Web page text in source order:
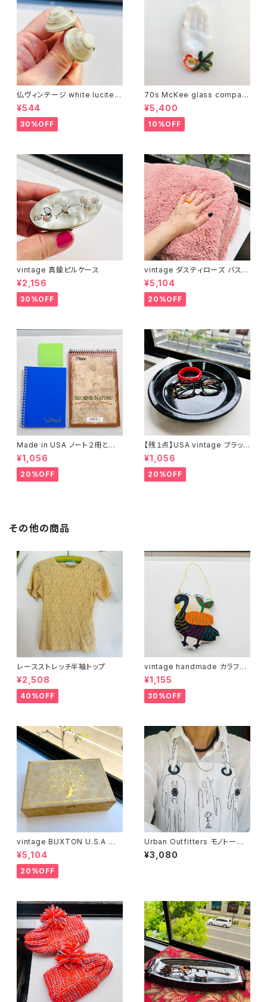
仏ヴィンテージ white lucite c
onfetti 山型イヤリング
¥544
30%OFF
70s McKee glass compan
y ハンドペイントハンド小皿
（赤）
¥5,400
10%OFF
vintage 真鍮ピルケース
¥2,156
30%OFF
vintage ダスティローズ バスマ
ット
¥5,104
20%OFF
Made in USA ノート２冊とお
まけ
¥1,056
20%OFF
【残１点】USA vintage ブラック
琺瑯プレート
¥1,056
20%OFF
その他の商品
レースストレッチ半袖トップ
¥2,508
40%OFF
vintage handmade カラフル
バード 02
¥1,155
30%OFF
vintage BUXTON U.S.A ジュ
エリーボックス
¥5,104
20%OFF
Urban Outfitters モノトーン
総柄エプロン
¥3,080